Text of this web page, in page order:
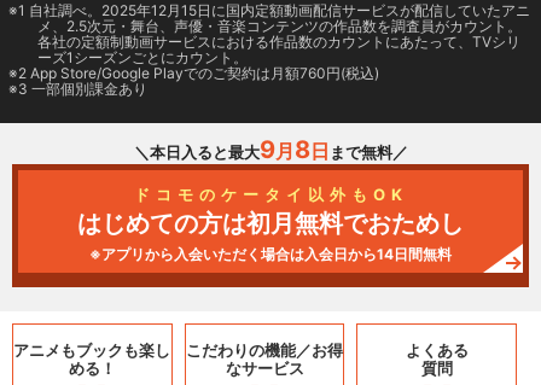
1 自社調べ。2025年12月15日に国内定額動画配信サービスが配信していたアニ
メ、2.5次元・舞台、声優・音楽コンテンツの作品数を調査員がカウント。
各社の定額制動画サービスにおける作品数のカウントにあたって、TVシリ
ーズ1シーズンごとにカウント。
2 App Store/Google Playでのご契約は月額760円(税込)
3 一部個別課金あり
＼本日入ると最大9月 8日 まで無料／
ドコモのケータイ以外もOK
はじめての方は初月無料でおためし
※アプリから入会いただく場合は入会日から14日間無料
アニメもブックも楽し
める！
こだわりの機能／お得
なサービス
よくある
質問